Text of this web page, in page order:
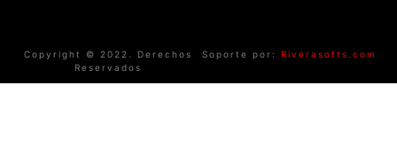
Copyright © 2022. Derechos
Reservados
Soporte por: Riverasofts.com